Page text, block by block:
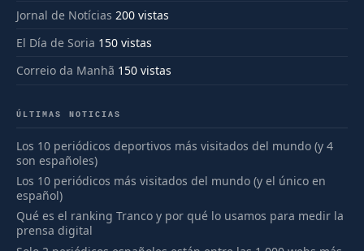
Jornal de Notícias 200 vistas
El Día de Soria 150 vistas
Correio da Manhã 150 vistas
ÚLTIMAS NOTICIAS
Los 10 periódicos deportivos más visitados del mundo (y 4
son españoles)
Los 10 periódicos más visitados del mundo (y el único en
español)
Qué es el ranking Tranco y por qué lo usamos para medir la
prensa digital